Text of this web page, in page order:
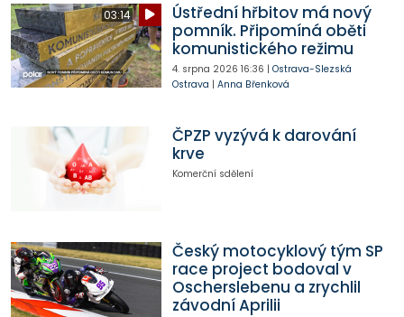
03:14
Ústřední hřbitov má nový
pomník. Připomíná oběti
komunistického režimu
4. srpna 2026 16:36 | Ostrava-Slezská
Ostrava | Anna Břenková
ČPZP vyzývá k darování
krve
Komerční sdělení
Český motocyklový tým SP
race project bodoval v
Oscherslebenu a zrychlil
závodní Aprilii